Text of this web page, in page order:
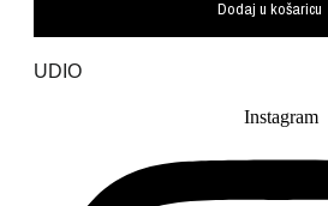
Dodaj u košaricu
UDIO
Instagram